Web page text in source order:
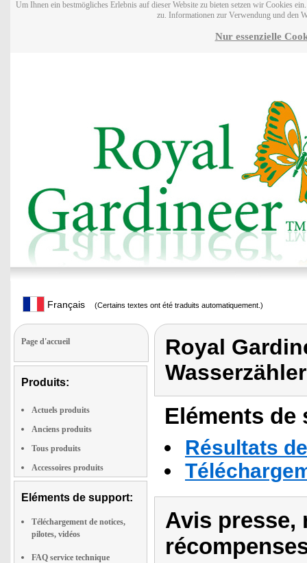
Um Ihnen ein bestmögliches Erlebnis auf dieser Website zu bieten setzen wir Cookies
zu. Informationen zur Verwendung und den
Nur essenzielle
Français (Certains textes ont été traduits automatiquement.)
Page d'accueil
Produits:
Actuels produits
Anciens produits
Tous produits
Accessoires produits
Eléments de support:
Téléchargement de notices,
pilotes, vidéos
FAQ service technique
Royal
Eléments
Résultats
Avis presse,